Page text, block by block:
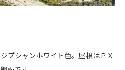
プシャンホワイト色。屋根はＰＸ